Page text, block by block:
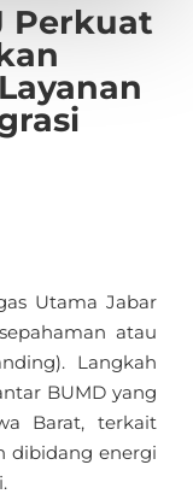
Perkuat
Utama Jabar
atau
Langkah
BUMD yang
Barat, terkait
dibidang energi